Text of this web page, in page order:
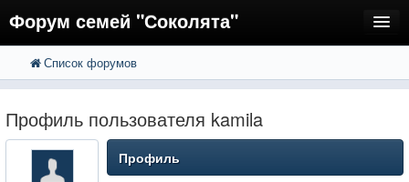
Форум семей "Соколята"
FAQ
Регистрация
Вход
Список форумов
Профиль пользователя kamila
Профиль